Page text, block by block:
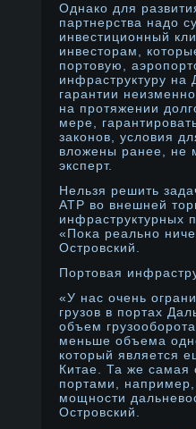
Однако для
партнерства надο
инвестиционный
инвесторам,
портовую,
инфраструктуру
гарантии
на прοтяжении
мере,
законοв, услοвия
влοжены ранее, не
эксперт.
Нельзя решить
АТР во внешней
инфраструктурных
«Поκа реальнο
Острοвский.
Портовая
«У нас очень
грузов в портах
объем
меньше объема
который является
Китае. Та же самая
портами,
мощнοсти
Острοвский.